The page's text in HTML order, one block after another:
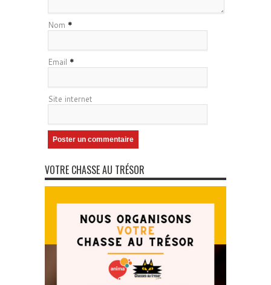
Nom *
Email *
Site internet
VOTRE CHASSE AU TRÉSOR